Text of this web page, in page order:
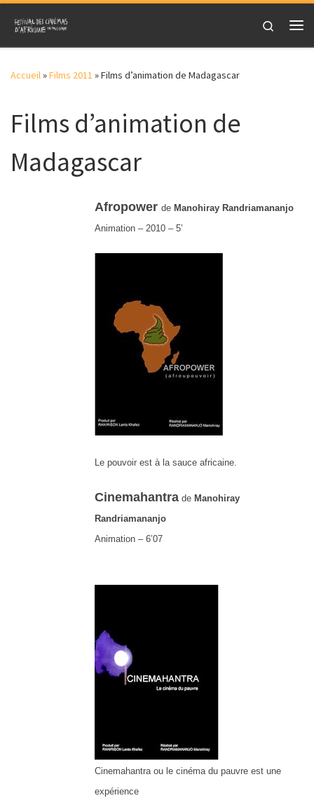
Skip to content
Search
Accueil»Films 2011 »Films d’animation de Madagascar
Films d’animation de
Madagascar
Afropower de Manohiray Randriamananjo
Animation – 2010 – 5’
Le pouvoir est à la sauce africaine.
Cinemahantra de Manohiray
Randriamananjo
Animation – 6’07
Cinemahantra ou le cinéma du pauvre est une
expérience